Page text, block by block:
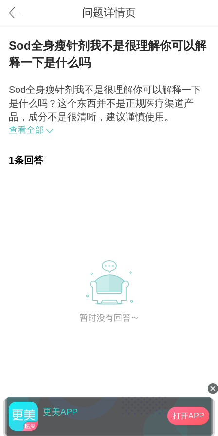
问题详情页
Sod全身瘦针剂我不是很理解你可以解
释一下是什么吗
Sod全身瘦针剂我不是很理解你可以解释一下
是什么吗？这个东西并不是正规医疗渠道产
品，成分不是很清晰，建议谨慎使用。
查看全部
1条回答
更美APP 打开APP